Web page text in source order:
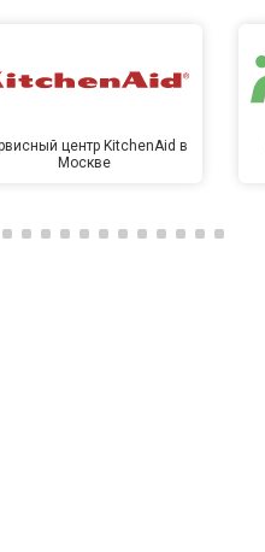
центр KitchenAid в
Москве